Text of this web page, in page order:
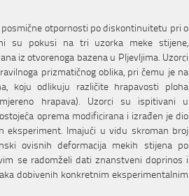
otpornosti po diskontinuitetu pri o
su pokusi na tri uzorka meke stijene,
iz otvorenoga bazena u Pljevljima. Uzorci
prizmatičnog oblika, pri čemu je na
koju odlikuju različite hrapavosti ploha
hrapava). Uzorci su ispitivani u
oprema modificirana i izrađen je dio
eksperiment. Imajući u vidu skroman broj
ovisnih deformacija mekih stijena po
se radomželi dati znanstveni doprinos i
dobivenih konkretnim eksperimentalnim